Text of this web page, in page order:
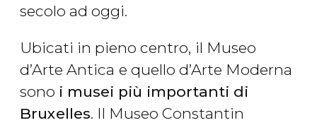
secolo ad oggi.
Ubicati in pieno centro, il Museo
d’Arte Antica e quello d’Arte Moderna
sono i musei più importanti di
Bruxelles. Il Museo Constantin